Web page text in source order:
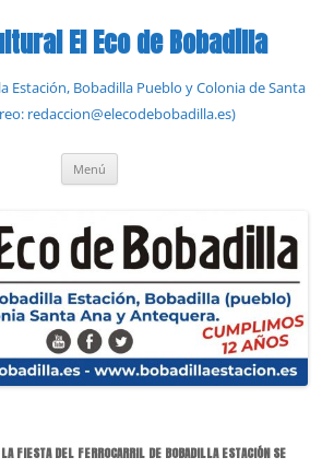
El Eco de Bobadilla
Estación, Bobadilla Pueblo y Colonia de Santa
redaccion@elecodebobadilla.es)
Menú
LA FIESTA DEL FERROCARRIL DE BOBADILLA ESTACIÓN SE